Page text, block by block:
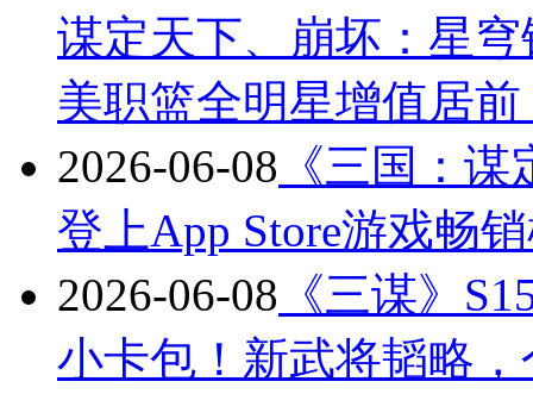
谋定天下、崩坏：星
美职篮全明星增值居前
2026-06-08 《三国：
登上App Store游戏畅
2026-06-08 《三谋》
小卡包！新武将韬略